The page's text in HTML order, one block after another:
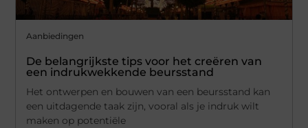
Aanbiedingen
De belangrijkste tips voor het creëren van
een indrukwekkende beursstand
Het ontwerpen en bouwen van een beursstand kan
een uitdagende taak zijn, vooral als je indruk wilt
maken op potentiële